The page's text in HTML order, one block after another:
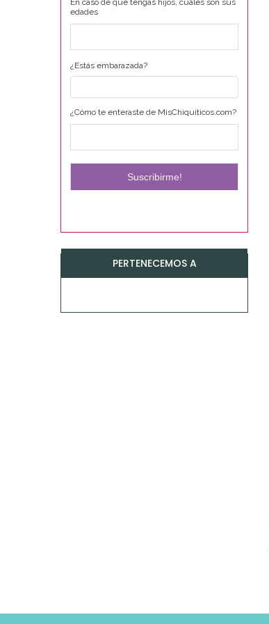
En caso de que tengas hijos, cuáles son sus
edades
¿Estás embarazada?
¿Cómo te enteraste de MisChiquiticos.com?
PERTENECEMOS A